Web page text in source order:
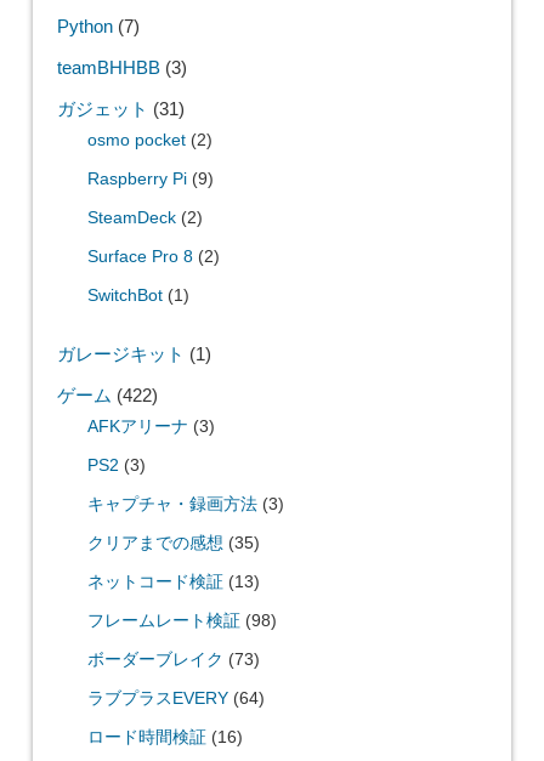
Python(7)
teamBHHBB(3)
ガジェット (31)
osmo pocket(2)
Raspberry Pi(9)
SteamDeck(2)
Surface Pro 8(2)
SwitchBot(1)
ガレージキット (1)
ゲーム (422)
AFKアリーナ (3)
PS2 (3)
キャプチャ・録画方法(3)
クリアまでの感想 (35)
ネットコード検証 (13)
フレームレート検証 (98)
ボーダーブレイク (73)
ラブプラスEVERY(64)
ロード時間検証 (16)